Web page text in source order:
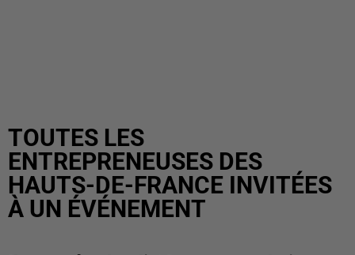
TOUTES LES
ENTREPRENEUSES DES
HAUTS-DE-FRANCE INVITÉES
À UN ÉVÉNEMENT